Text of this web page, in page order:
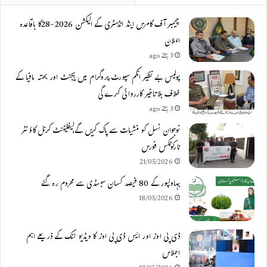
چیمبر آف کامرس اینڈ انڈسٹری کے الیکشن 2026-28کا باقاعدہ
اعلان
3 ہفتے ago
پولیس بے نظیر انکم سپورٹ پروگرام میں ایجنٹ اور بھتہ مافیا کے
خلاف بلاتاخیر کارروائی کرے گی
3 ہفتے ago
نوجوان نسل کو منشیات سے پاک کریں گے،لیفٹیننٹ کرنل کاؤنٹر
نارکوٹکس فورس
21/05/2026
بہاولپور کے 80 فیصد کسان سبسڈی سے محروم رہ گئے
18/05/2026
ڈی پی اوز اور ایس ڈی پی اوز کا ویڈیو لنک کے ذریعے اہم
اجلاس